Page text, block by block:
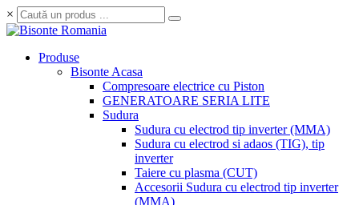
×
Produse
Bisonte Acasa
Compresoare electrice cu Piston
GENERATOARE SERIA LITE
Sudura
Sudura cu electrod tip inverter (MMA)
Sudura cu electrod si adaos (TIG), tip
inverter
Taiere cu plasma (CUT)
Accesorii Sudura cu electrod tip inverter
(MMA)